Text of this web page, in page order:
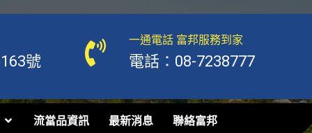
一通電話 富邦服務到家
電話：08-7238777
號
流當品資訊 最新消息 聯絡富邦